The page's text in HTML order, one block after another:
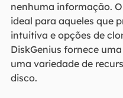
nenhuma informação.
ideal para aqueles que
intuitiva e opções de
DiskGenius fornece
uma variedade de
disco.